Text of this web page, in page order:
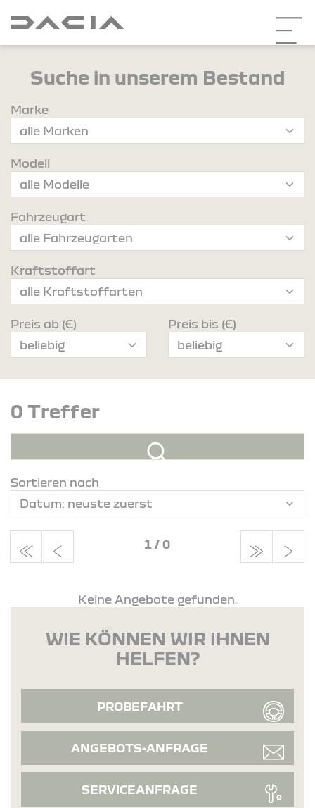
Suche in unserem Bestand
Marke
Modell
Fahrzeugart
Kraftstoffart
Preis ab (€) Preis bis (€)
0 Treffer
Sortieren nach
1 / 0
Keine Angebote gefunden.
WIE KÖNNEN WIR IHNEN
HELFEN?
PROBEFAHRT
ANGEBOTS-ANFRAGE
SERVICEANFRAGE